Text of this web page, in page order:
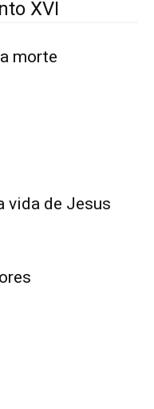
XVI
morte
vida de Jesus